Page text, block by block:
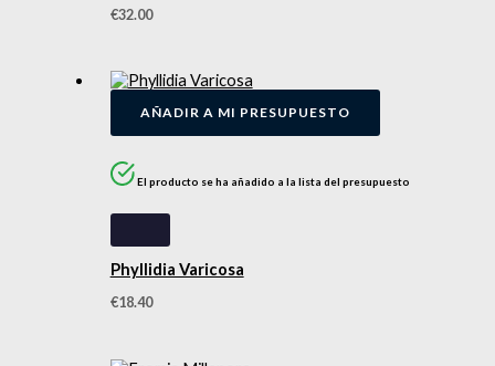
€32.00
AÑADIR A MI PRESUPUESTO
El producto se ha añadido a la lista del presupuesto
Phyllidia Varicosa
€18.40